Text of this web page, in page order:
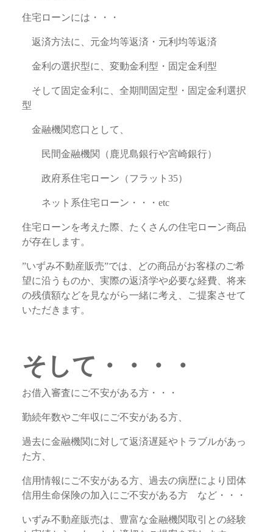
住宅ローンには・・・
返済方法に、元金均等返済・元利均等返済
金利の選択型に、変動金利型・固定金利型
そして固定金利に、全期間固定型・固定金利選択
型
金融機関窓口として、
民間金融機関（鹿児島銀行や宮崎銀行）
政府系住宅ローン（フラット35）
ネット系住宅ローン・・・etc
住宅ローンを考えた際、たくさんの住宅ローン商品
が存在します。
”いずみ不動産販売”では、どの商品がお客様のご希
望に沿うものか、実際の返済学や必要な経費、将来
の残債額などを見ながら一緒に考え、ご提案させて
いただきます。
そして・・・・
お借入審査にご不安がある方・・・
勤続年数やご年収にご不安がある方、
過去に金融機関に対して返済遅延やトラブルがあっ
た方、
信用情報にご不安がある方、過去の病歴により団体
信用生命保険の加入にご不安がある方 など・・・
いずみ不動産販売は、豊富な金融機関取引との経験